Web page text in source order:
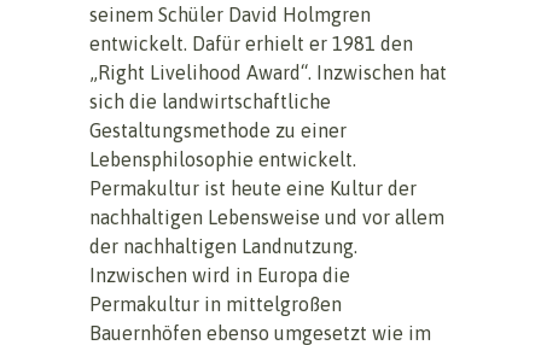
seinem Schüler David Holmgren
entwickelt. Dafür erhielt er 1981 den
„Right Livelihood Award“. Inzwischen hat
sich die landwirtschaftliche
Gestaltungsmethode zu einer
Lebensphilosophie entwickelt.
Permakultur ist heute eine Kultur der
nachhaltigen Lebensweise und vor allem
der nachhaltigen Landnutzung.
Inzwischen wird in Europa die
Permakultur in mittelgroßen
Bauernhöfen ebenso umgesetzt wie im